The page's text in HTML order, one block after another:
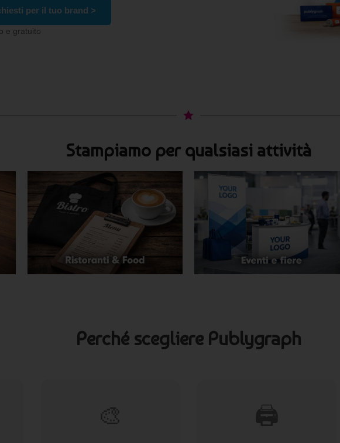
per il tuo brand >
e gratuito
Stampiamo per qualsiasi attività
Perché scegliere Publygraph
🎨 🖨️